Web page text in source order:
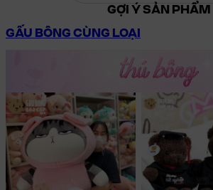
GỢI Ý SẢN PHẨM
GẤU BÔNG CÙNG LOẠI